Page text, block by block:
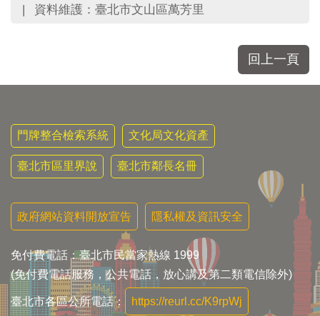
資料維護：臺北市文山區萬芳里
回上一頁
門牌整合檢索系統 文化局文化資產
臺北市區里界說 臺北市鄰長名冊
政府網站資料開放宣告 隱私權及資訊安全
免付費電話：臺北市民當家熱線 1999
(免付費電話服務，公共電話，放心講及第二類電信除外)
臺北市各區公所電話： https://reurl.cc/K9rpWj